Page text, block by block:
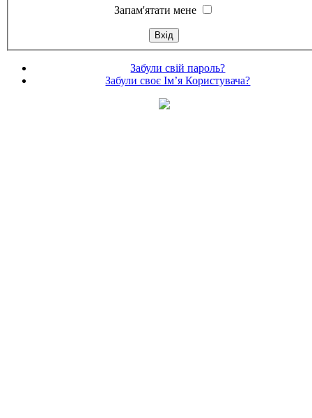
Запам'ятати мене
Забули свій пароль?
Забули своє Ім’я Користувача?